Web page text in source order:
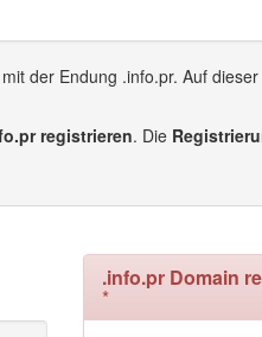
der Endung .info.pr. Auf
registrieren. Die
.info.pr Domain
*